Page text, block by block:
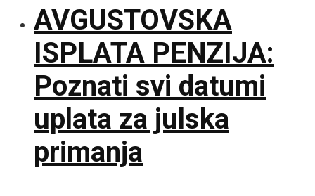
AVGUSTOVSKA
ISPLATA PENZIJA:
Poznati svi datumi
uplata za julska
primanja